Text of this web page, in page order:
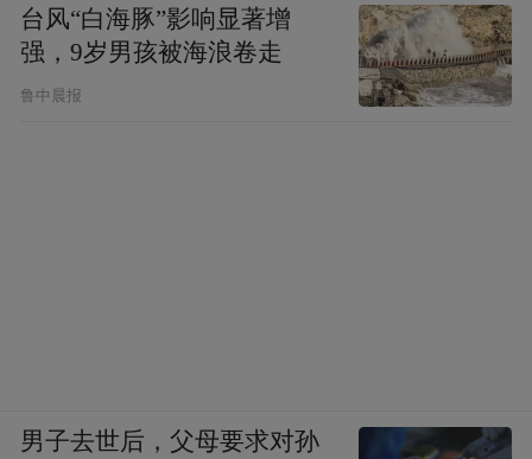
台风“白海豚”影响显著增
强，9岁男孩被海浪卷走
鲁中晨报
男子去世后，父母要求对孙